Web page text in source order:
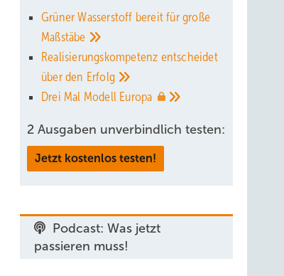
Grüner Wasserstoff bereit für große
Maßstäbe
Realisierungskompetenz entscheidet
über den Erfolg
Drei Mal Modell Europa
2 Ausgaben unverbindlich testen:
Jetzt kostenlos testen!
Podcast: Was jetzt
passieren muss!